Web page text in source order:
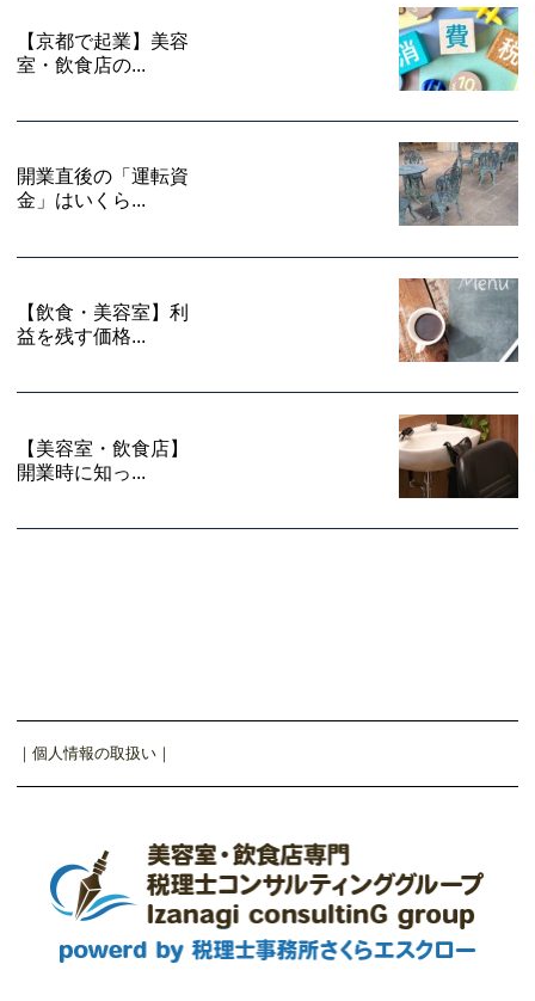
【京都で起業】美容
室・飲食店の...
開業直後の「運転資
金」はいくら...
【飲食・美容室】利
益を残す価格...
【美容室・飲食店】
開業時に知っ...
｜ 個人情報の取扱い ｜